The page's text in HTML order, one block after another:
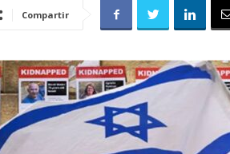
Compartir